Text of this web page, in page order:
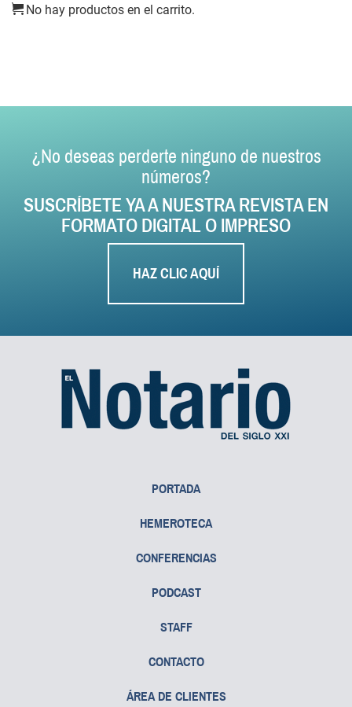
No hay productos en el carrito.
¿No deseas perderte ninguno de nuestros
números?
SUSCRÍBETE YA A NUESTRA REVISTA EN
FORMATO DIGITAL O IMPRESO
HAZ CLIC AQUÍ
PORTADA
HEMEROTECA
CONFERENCIAS
PODCAST
STAFF
CONTACTO
ÁREA DE CLIENTES